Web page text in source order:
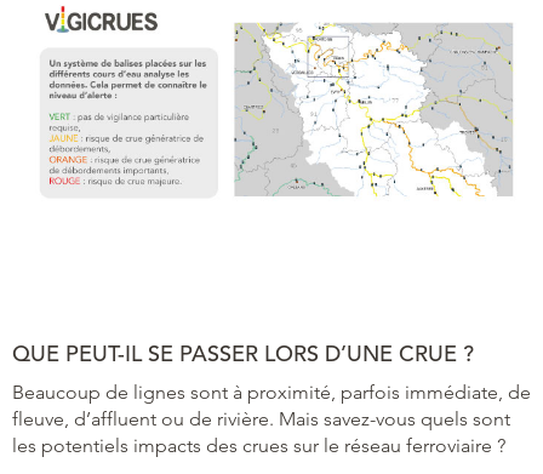
QUE PEUT-IL SE PASSER LORS D’UNE CRUE ?
Beaucoup de lignes sont à proximité, parfois immédiate, de
fleuve, d’affluent ou de rivière. Mais savez-vous quels sont
les potentiels impacts des crues sur le réseau ferroviaire ?